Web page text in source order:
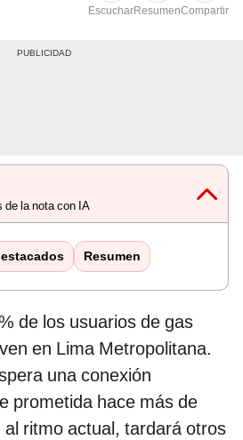
EscucharResumenCompartir
de la nota con IA
Resumen
de los usuarios de gas
en Lima Metropolitana.
una conexión
prometida hace más de
ritmo actual, tardará otros